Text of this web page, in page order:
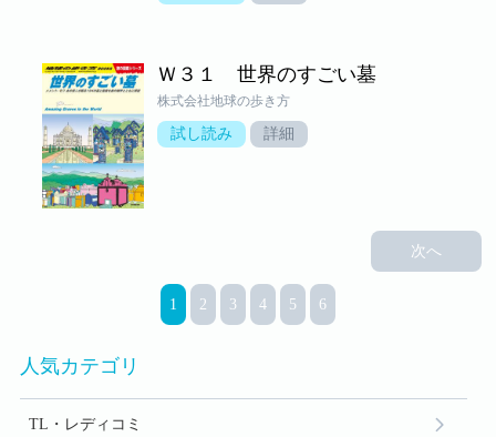
Ｗ３１ 世界のすごい墓
株式会社地球の歩き方
試し読み 詳細
1 2 3 4 5 6
次へ
人気カテゴリ
TL・レディコミ